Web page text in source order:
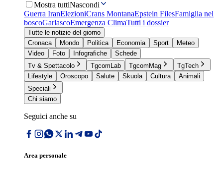
Mostra tuttiNascondi
Guerra IranElezioniCrans MontanaEpstein FilesFamiglia nel
boscoGarlascoEmergenza ClimaTutti i dossier
Tutte le notizie del giorno
Cronaca
Mondo Politica Economia Sport
Meteo
Video
Foto Infografiche
Schede
Tv & Spettacolo
TgcomLab TgcomMag
TgTech
Lifestyle
Oroscopo Salute Skuola Cultura
Animali
Speciali
Chi siamo
Seguici anche su
Area personale